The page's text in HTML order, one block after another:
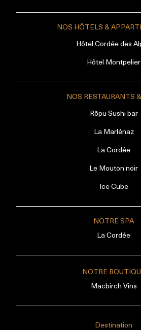
NOS HÔTELS &
Hôtel Cordée des
Hôtel Montpelier
NOS RESTAURANTS
Rōpu Sushi bar
La Marlénaz
La Cordée
Le Mouton noir
Ice Cube
NOTRE SPA
La Cordée
NOTRE
Macbirch Vins
Destination